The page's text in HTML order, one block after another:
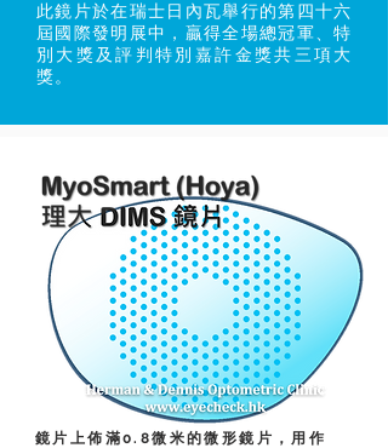
此鏡片於在瑞士日內瓦舉行的第四十六
屆國際發明展中，贏得全場總冠軍、特
別大獎及評判特別嘉許金獎共三項大
獎。
鏡片上佈滿0.8微米的微形鏡片，用作